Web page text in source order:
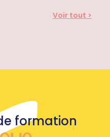
Voir tout >
formation